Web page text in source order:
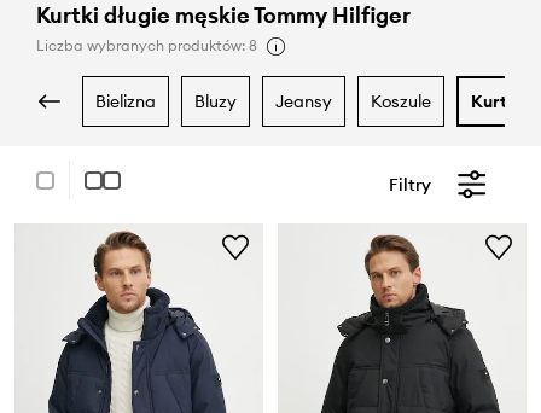
Kurtki długie męskie Tommy Hilfiger
Liczba wybranych produktów: 8
bielizna bluzy jeansy koszule kurtki
Filtry